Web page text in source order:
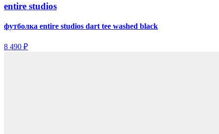
entire studios
футболка entire studios dart tee washed black
8 490 ₽